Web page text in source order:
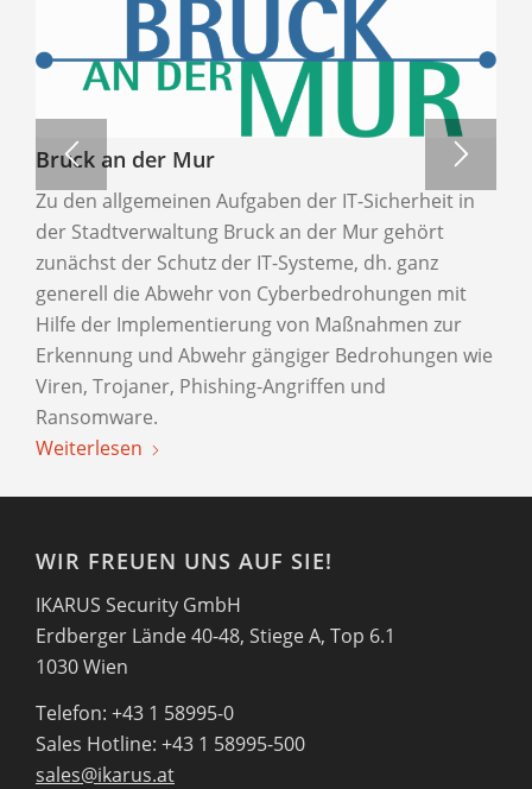
Bruck an der Mur
Zu den allgemeinen Aufgaben der IT-Sicherheit in
der Stadtverwaltung Bruck an der Mur gehört
zunächst der Schutz der IT-Systeme, dh. ganz
generell die Abwehr von Cyberbedrohungen mit
Hilfe der Implementierung von Maßnahmen zur
Erkennung und Abwehr gängiger Bedrohungen wie
Viren, Trojaner, Phishing-Angriffen und
Ransomware.
Weiterlesen
WIR FREUEN UNS AUF SIE!
IKARUS Security GmbH
Erdberger Lände 40-48, Stiege A, Top 6.1
1030 Wien
Telefon: +43 1 58995-0
Sales Hotline: +43 1 58995-500
sales@ikarus.at